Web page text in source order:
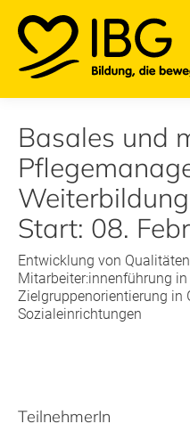
Basales und
Start: 08.
Entwicklung von
Mitarbeiter:innenführung
Zielgruppenorientierung in
Sozialeinrichtungen
TeilnehmerIn